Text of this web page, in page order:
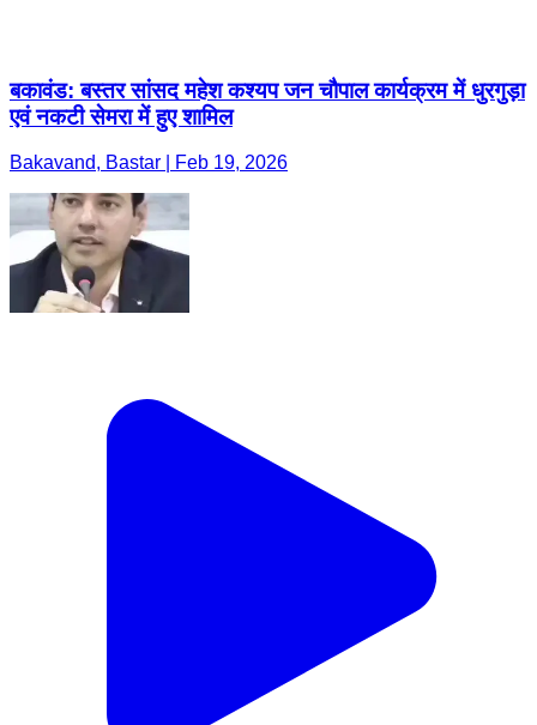
बकावंड: बस्तर सांसद महेश कश्यप जन चौपाल कार्यक्रम में धुरगुड़ा
एवं नकटी सेमरा में हुए शामिल
Bakavand, Bastar | Feb 19, 2026